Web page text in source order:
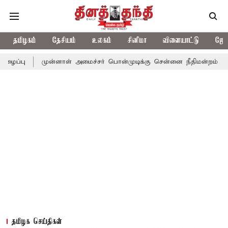
தமிழகம் தேசியம் உலகம் சினிமா விளையாட்டு
முன்னாள் அமைச்சர் பொன்முடிக்கு சென்னை நீதிமன்றம் பிடிவாராண்ட்
தமிழக செய்திகள்